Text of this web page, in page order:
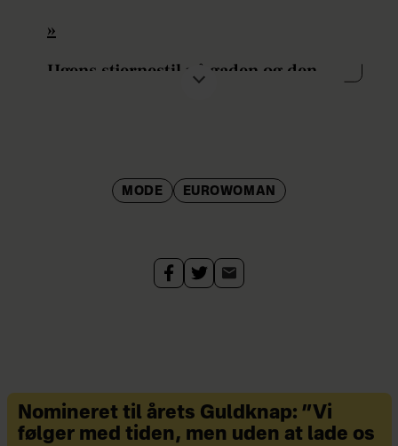
»
Ugens stjernestil på gaden og den
første forårskøb»
Stella McCartney
»
MODE EUROWOMAN
Nomineret til årets Guldknap: ”Vi
følger med tiden, men uden at lade os